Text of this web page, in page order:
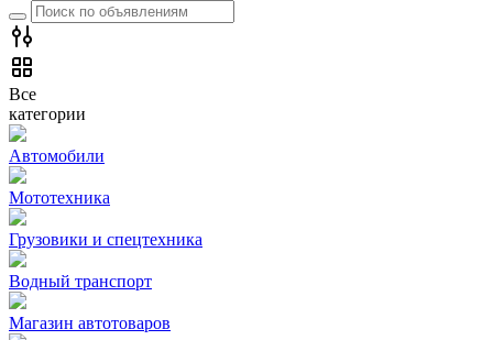
Все
категории
Автомобили
Мототехника
Грузовики и спецтехника
Водный транспорт
Магазин автотоваров